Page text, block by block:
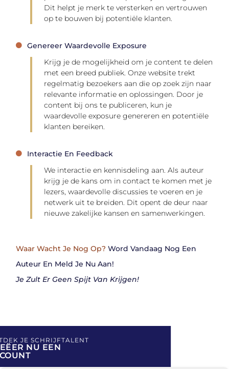
JE SCHRIJFTALENT
NU EEN
Dit helpt je merk te versterken en vertrouwen
op te bouwen bij potentiële klanten.
Genereer Waardevolle Exposure
Krijg je de mogelijkheid om je content te delen
met een breed publiek. Onze website trekt
regelmatig bezoekers aan die op zoek zijn naar
relevante informatie en oplossingen. Door je
content bij ons te publiceren, kun je
waardevolle exposure genereren en potentiële
klanten bereiken.
Interactie En Feedback
We interactie en kennisdeling aan. Als auteur
krijg je de kans om in contact te komen met je
lezers, waardevolle discussies te voeren en je
netwerk uit te breiden. Dit opent de deur naar
nieuwe zakelijke kansen en samenwerkingen.
Waar Wacht Je Nog Op? Word Vandaag Nog Een
Auteur En Meld Je Nu Aan!
Je Zult Er Geen Spijt Van Krijgen!